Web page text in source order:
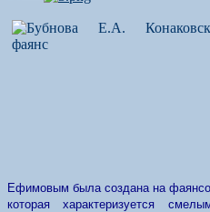
Ефимовым была создана на
которая характеризуется